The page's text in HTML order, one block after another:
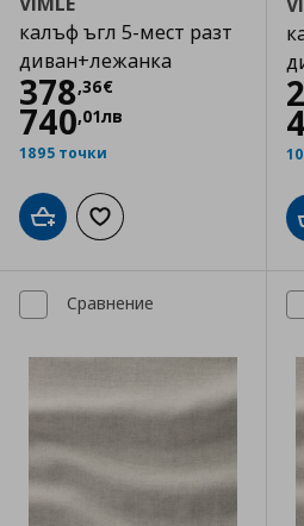
калъф ъгл 5-мест разт
диван+лежанка
378,36€
Цена
740,01лв
1895 точки
Добави в кошницата
Добави към списъка с
Сравнение